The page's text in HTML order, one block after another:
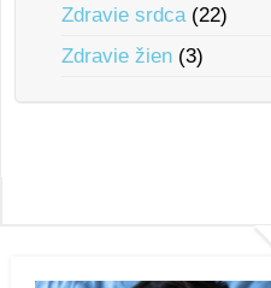
Zdravie srdca (22)
Zdravie žien (3)